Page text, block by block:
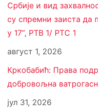
Србије и вид
су спремни заиста да
у 17“, РТВ 1/ РТС 1
август 1, 2026
Кркобабић: Права
добровољна
јул 31, 2026